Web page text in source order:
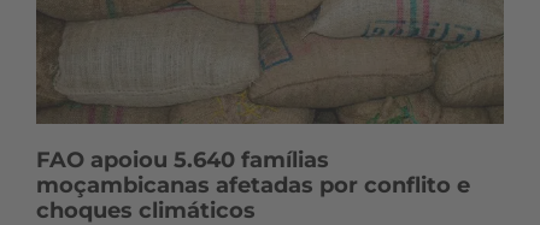
FAO apoiou 5.640 famílias
moçambicanas afetadas por conflito e
choques climáticos